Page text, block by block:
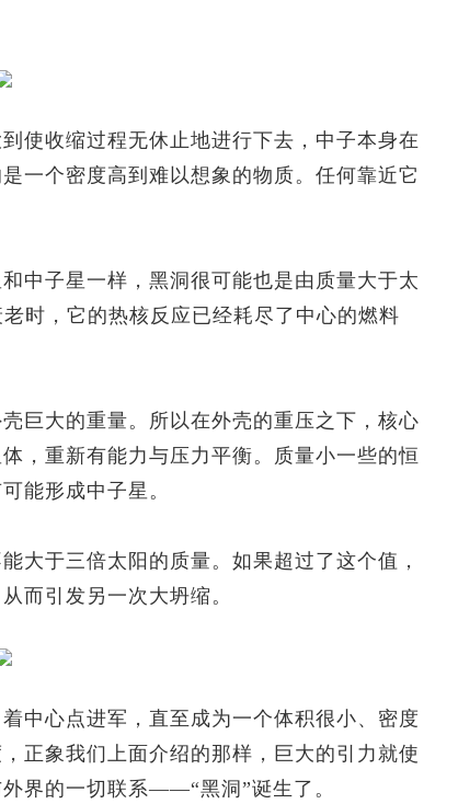
收缩过程无休止地进行下去，中子本身在
一个密度高到难以想象的物质。任何靠近它
子星一样，黑洞很可能也是由质量大于太
时，它的热核反应已经耗尽了中心的燃料
大的重量。所以在外壳的重压之下，核心
，重新有能力与压力平衡。质量小一些的恒
能形成中子星。
于三倍太阳的质量。如果超过了这个值，
而引发另一次大坍缩。
心点进军，直至成为一个体积很小、密度
正象我们上面介绍的那样，巨大的引力就使
界的一切联系——“黑洞”诞生了。